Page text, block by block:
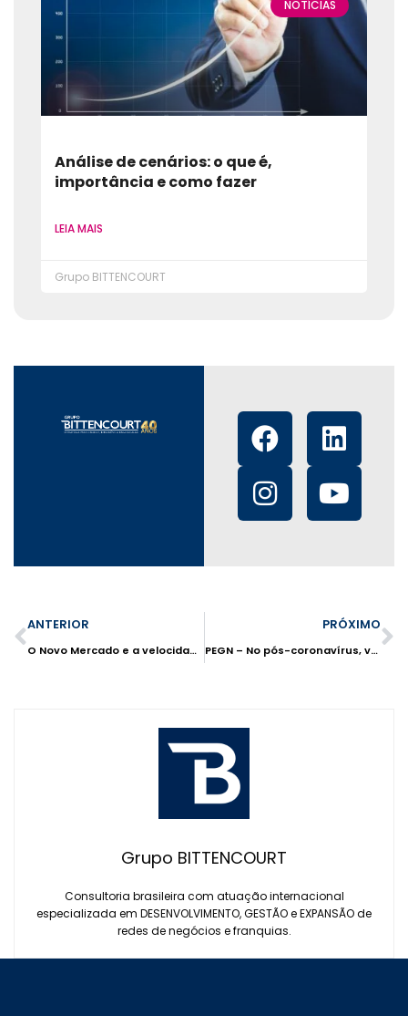
NOTÍCIAS
Análise de cenários: o que é,
importância e como fazer
LEIA MAIS
Grupo BITTENCOURT
ANTERIOR
O Novo Mercado e a velocidade imposta as empresas pós pandemia
PRÓXIMO
PEGN – No pós-coronavírus, varejo brasileiro pode não seguir o mesmo caminho de outros países
Grupo BITTENCOURT
Consultoria brasileira com atuação internacional
especializada em DESENVOLVIMENTO, GESTÃO e EXPANSÃO de
redes de negócios e franquias.